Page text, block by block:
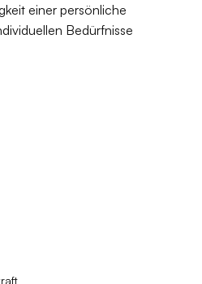
einer persönliche
Bedürfnisse